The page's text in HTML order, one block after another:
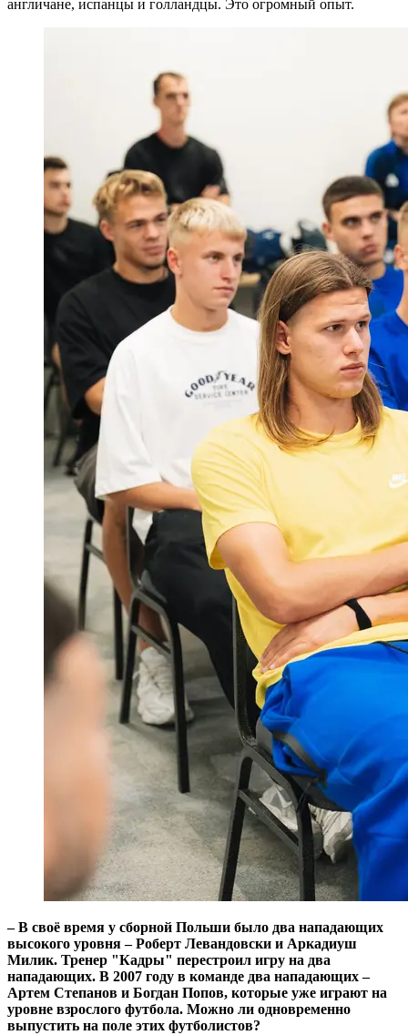
англичане, испанцы и голландцы. Это огромный опыт.
– В своё время у сборной Польши было два нападающих
высокого уровня – Роберт Левандовски и Аркадиуш
Милик. Тренер "Кадры" перестроил игру на два
нападающих. В 2007 году в команде два нападающих –
Артем Степанов и Богдан Попов, которые уже играют на
уровне взрослого футбола. Можно ли одновременно
выпустить на поле этих футболистов?